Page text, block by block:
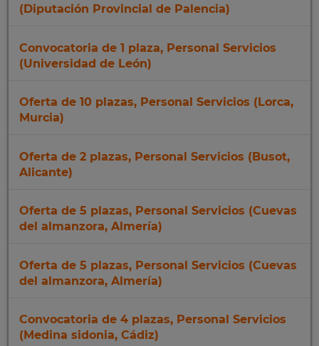
(Diputación Provincial de Palencia)
Convocatoria de 1 plaza, Personal Servicios
(Universidad de León)
Oferta de 10 plazas, Personal Servicios (Lorca,
Murcia)
Oferta de 2 plazas, Personal Servicios (Busot,
Alicante)
Oferta de 5 plazas, Personal Servicios (Cuevas
del almanzora, Almería)
Oferta de 5 plazas, Personal Servicios (Cuevas
del almanzora, Almería)
Convocatoria de 4 plazas, Personal Servicios
(Medina sidonia, Cádiz)